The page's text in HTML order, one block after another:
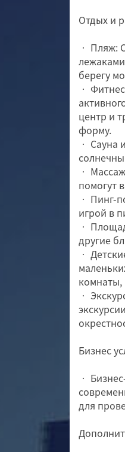
Отдых и
• Пляж:
берегу
•
центр и
форму.
• Сауна
•
помогут
• Пинг-
игрой в
•
другие
•
комнаты,
•
Бизнес
•
для